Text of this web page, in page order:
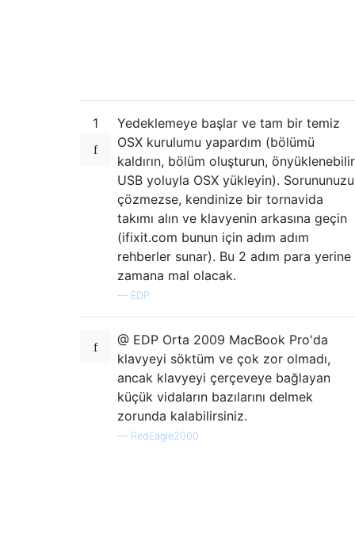
1
Yedeklemeye başlar ve tam bir temiz
OSX kurulumu yapardım (bölümü
kaldırın, bölüm oluşturun, önyüklenebilir
USB yoluyla OSX yükleyin). Sorununuzu
çözmezse, kendinize bir tornavida
takımı alın ve klavyenin arkasına geçin
(ifixit.com bunun için adım adım
rehberler sunar). Bu 2 adım para yerine
zamana mal olacak.
— EDP
@ EDP Orta 2009 MacBook Pro'da
klavyeyi söktüm ve çok zor olmadı,
ancak klavyeyi çerçeveye bağlayan
küçük vidaların bazılarını delmek
zorunda kalabilirsiniz.
— RedEagle2000